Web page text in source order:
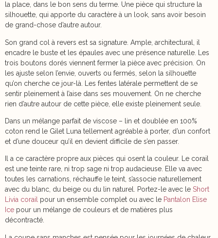
la place, dans le bon sens du terme. Une pièce qui structure la
silhouette, qui apporte du caractère à un look, sans avoir besoin
de grand-chose d’autre autour.
Son grand col à revers est sa signature. Ample, architectural, il
encadre le buste et les épaules avec une présence naturelle. Les
trois boutons dorés viennent fermer la pièce avec précision. On
les ajuste selon l’envie, ouverts ou fermés, selon la silhouette
qu’on cherche ce jour-là. Les fentes latérale permettent de se
sentir pleinement à l’aise dans ses mouvement. On ne cherche
rien d’autre autour de cette pièce, elle existe pleinement seule.
Dans un mélange parfait de viscose – lin et doublée en 100%
coton rend le Gilet Luna tellement agréable à porter, d’un confort
et d’une douceur qu’il en devient difficile de s’en passer.
Il a ce caractère propre aux pièces qui osent la couleur. Le corail
est une teinte rare, ni trop sage ni trop audacieuse. Elle va avec
toutes les carnations, réchauffe le teint, s’associe naturellement
avec du blanc, du beige ou du lin naturel. Portez-le avec le Short
Livia corail pour un ensemble complet ou avec le Pantalon Elise
Ice pour un mélange de couleurs et de matières plus
décontracté.